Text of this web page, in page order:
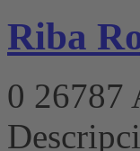
Riba
0 26787